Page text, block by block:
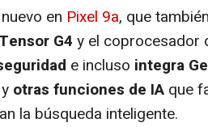
en Pixel 9a, que
G4 y el coprocesador
e incluso integra
y otras funciones de IA que
la búsqueda inteligente.